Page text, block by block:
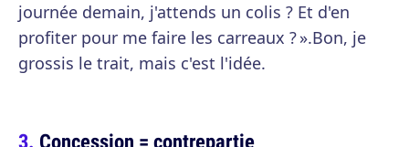
journée demain, j'attends un colis ? Et d'en
profiter pour me faire les carreaux ? ».Bon, je
grossis le trait, mais c'est l'idée.
Concession = contrepartie